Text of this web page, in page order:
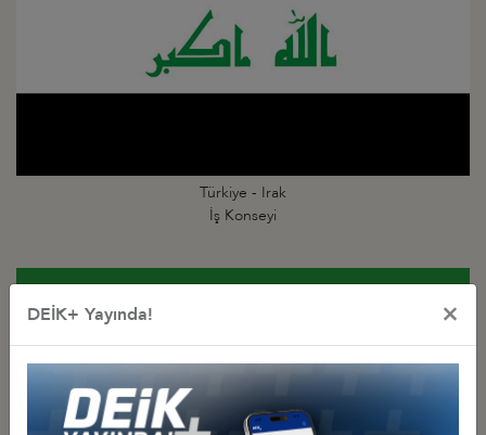
Türkiye - Irak
İş Konseyi
DEİK+ Yayında! ×